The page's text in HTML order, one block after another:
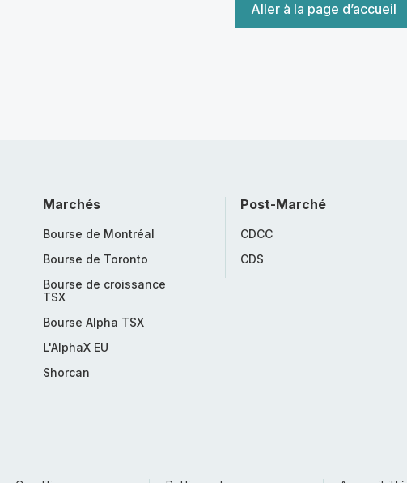
Aller à la page d’accueil
Marchés
Bourse de Montréal
Bourse de Toronto
Bourse de croissance
TSX
Bourse Alpha TSX
L'AlphaX EU
Shorcan
Post-Marché
CDCC
CDS